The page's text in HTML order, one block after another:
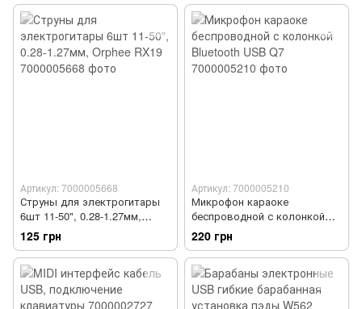
Артикул: 7000005668
Струны для электрогитары
6шт 11-50", 0.28-1.27мм,
Orphee RX19
125 грн
Артикул: 7000005210
Микрофон караоке
беспроводной с колонкой
Bluetooth USB Q7
220 грн